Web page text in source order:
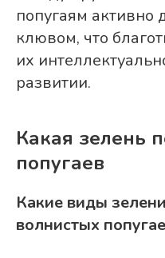
попугаям активно
клювом, что
их
развитии.
Какая зелень
попугаев
Какие виды
волнистых